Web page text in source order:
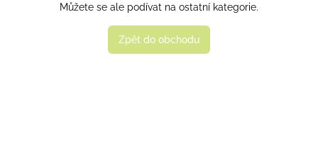
Můžete se ale podívat na ostatní kategorie.
Zpět do obchodu